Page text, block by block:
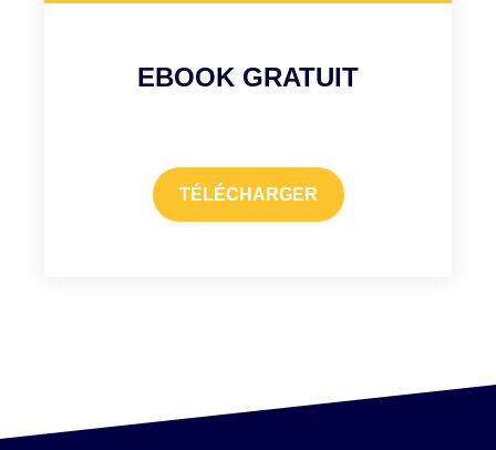
EBOOK GRATUIT
TÉLÉCHARGER